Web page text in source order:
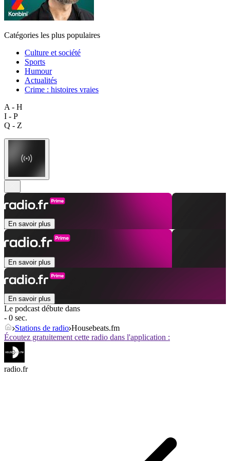
Catégories les plus populaires
Culture et société
Sports
Humour
Actualités
Crime : histoires vraies
A - H
I - P
Q - Z
En savoir plus
En savoir plus
En savoir plus
Le podcast débute dans
- 0 sec.
Stations de radio Housebeats.fm
Écoutez gratuitement cette radio dans l'application :
radio.fr